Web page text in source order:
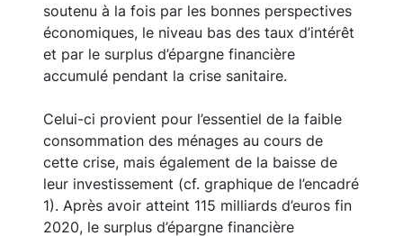
soutenu à la fois par les bonnes perspectives
économiques, le niveau bas des taux d’intérêt
et par le surplus d’épargne financière
accumulé pendant la crise sanitaire.
Celui-ci provient pour l’essentiel de la faible
consommation des ménages au cours de
cette crise, mais également de la baisse de
leur investissement (cf. graphique de l’encadré
1). Après avoir atteint 115 milliards d’euros fin
2020, le surplus d’épargne financière